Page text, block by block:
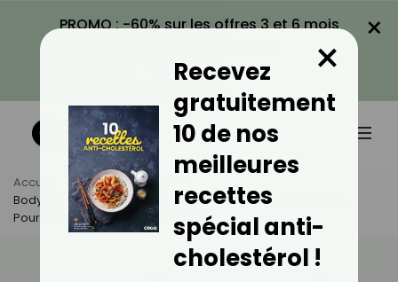
PROMO : -60% sur les offres 3 et 6 mois
VOIR LA PROMO
×
Accueil Actus
Minceur
Body Recomp : Découvrez Cette Méthode Révolutionnaire
Pour Perdre Du Gras Efficacement
Recevez
gratuitement
10 de nos
meilleures
recettes
spécial anti-
cholestérol !
×